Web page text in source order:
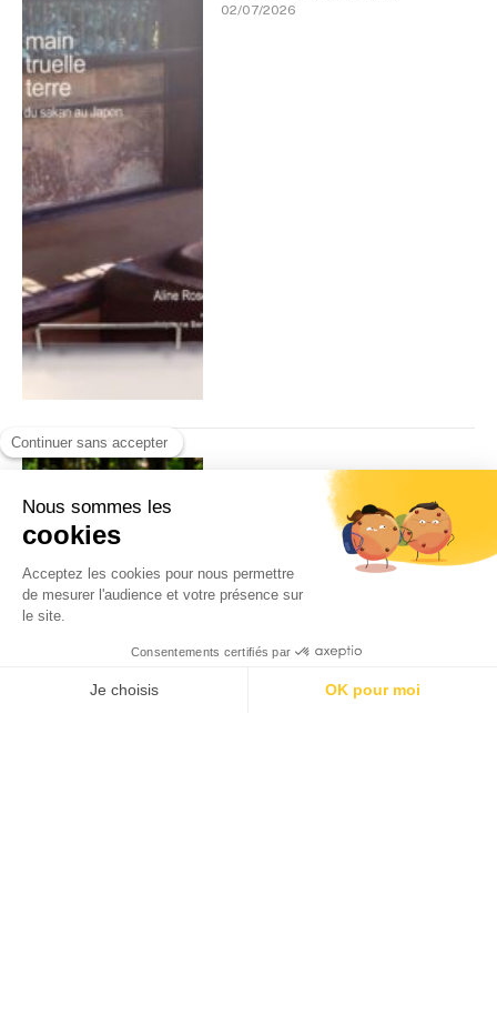
02/07/2026
Wakayama dans l’œil d’Eric
Rechsteiner
Service communication